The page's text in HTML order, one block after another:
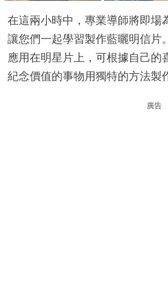
在這兩小時中，專業導師將即場
讓您們一起學習製作藍曬明信片
應用在明星片上，可根據自己的
紀念價值的事物用獨特的方法製
廣告